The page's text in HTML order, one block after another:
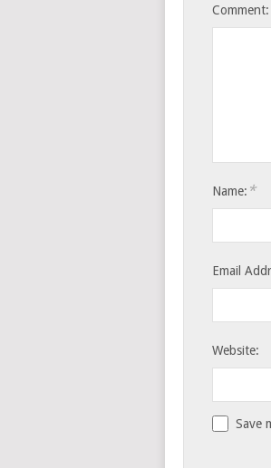
Comment:
Name: *
Email
Website:
Save